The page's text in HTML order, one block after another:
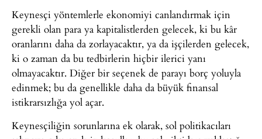
Keynesçi yöntemlerle ekonomiyi canlandırmak için
gerekli olan para ya kapitalistlerden gelecek, ki bu kâr
oranlarını daha da zorlayacaktır, ya da işçilerden gelecek,
ki o zaman da bu tedbirlerin hiçbir ilerici yanı
olmayacaktır. Diğer bir seçenek de parayı borç yoluyla
edinmek; bu da genellikle daha da büyük finansal
istikrarsızlığa yol açar.
Keynesçiliğin sorunlarına ek olarak, sol politikacıları